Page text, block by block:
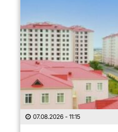
07.08.2026 - 11:15